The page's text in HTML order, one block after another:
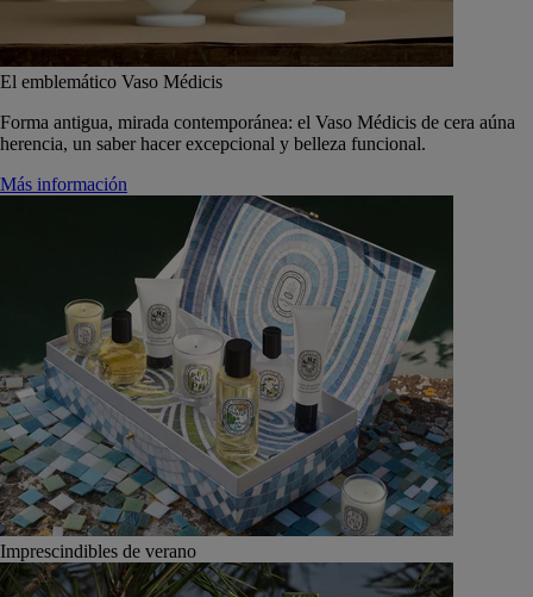
El emblemático Vaso Médicis
Forma antigua, mirada contemporánea: el Vaso Médicis de cera aúna
herencia, un saber hacer excepcional y belleza funcional.
Más información
Imprescindibles de verano